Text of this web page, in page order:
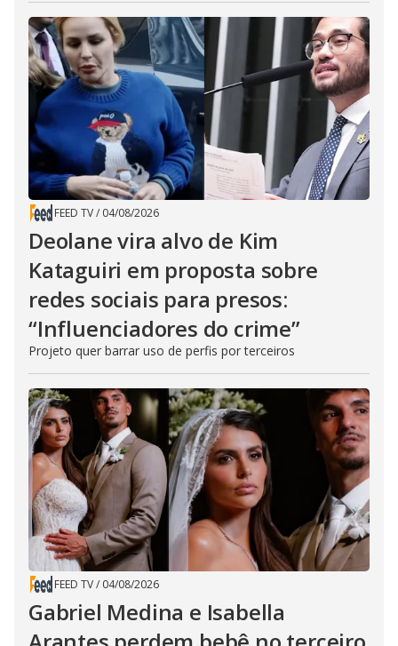
FEED TV/ 04/08/2026
Deolane vira alvo de Kim
Kataguiri em proposta sobre
redes sociais para presos:
“Influenciadores do crime”
Projeto quer barrar uso de perfis por terceiros
FEED TV/ 04/08/2026
Gabriel Medina e Isabella